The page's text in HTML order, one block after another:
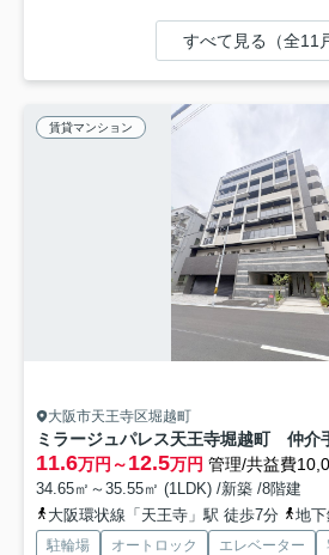
すべて見る（全11
賃貸マンション
大阪市天王寺区堀越町
ミラージュパレス天王寺堀越町 仲介
11.6万円～12.5万円 管理/共益費
34.65㎡～35.55㎡ (1LDK) /新築 /8階建
大阪環状線「天王寺」駅 徒歩7分
地下
駐輪場 オートロック エレベーター